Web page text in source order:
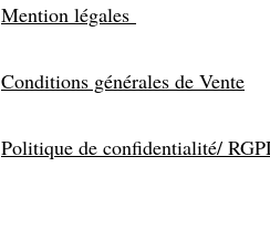
Mention légales
Conditions générales de Vente
Politique de confidentialité/